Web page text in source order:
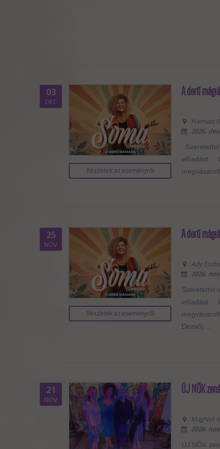
03
DEC
Részletek az eseményről
A derű
Hamvas
2026.
előadást.
25
NOV
Részletek az eseményről
A derű
Ady
2026.
Szeretettel
előadást.
Dezső) ...
21
NOV
ÚJ NŐK
MagNet
2026.
ÚJ NŐK